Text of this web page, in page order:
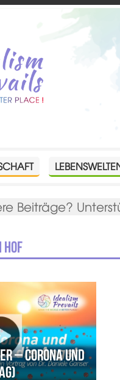
Beiträge?
Hof
– Corona und